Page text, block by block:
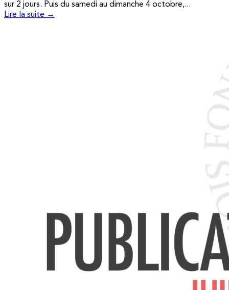
sur 2 jours. Puis du samedi au dimanche 4 octobre,...
Lire la suite →